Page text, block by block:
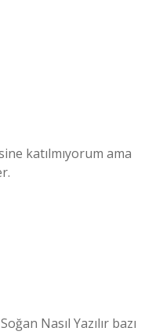
katılmıyorum ama
Nasıl Yazılır bazı